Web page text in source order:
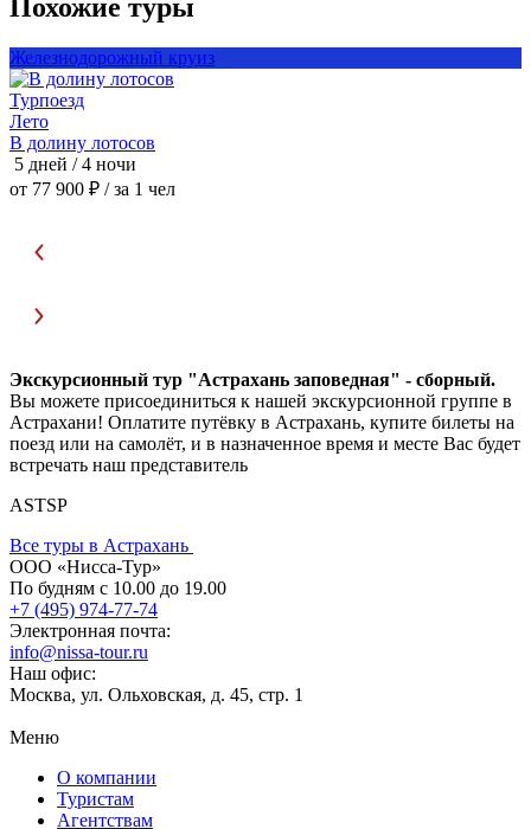
Похожие туры
Железнодорожный круиз
Турпоезд
Лето
В долину лотосов
5 дней / 4 ночи
от 77 900 ₽ / за 1 чел
Экскурсионный тур "Астрахань заповедная" - сборный.
Вы можете присоединиться к нашей экскурсионной группе в
Астрахани! Оплатите путёвку в Астрахань, купите билеты на
поезд или на самолёт, и в назначенное время и месте Вас будет
встречать наш представитель
ASTSP
Все туры в Астрахань
ООО «Нисса-Тур»
По будням с 10.00 до 19.00
+7 (495) 974-77-74
Электронная почта:
info@nissa-tour.ru
Наш офис:
Москва, ул. Ольховская, д. 45, стр. 1
Меню
О компании
Туристам
Агентствам